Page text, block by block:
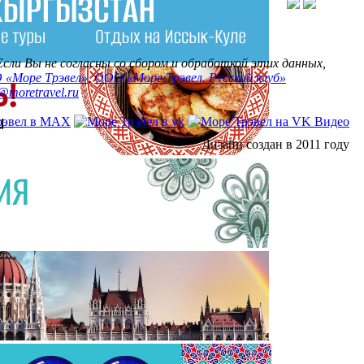
Вы не согласны со сбором и обработкой этих данных,
Трэвел»,ООО «Море Трэвел. Русский клуб»
Дизайн создан в 2011 году